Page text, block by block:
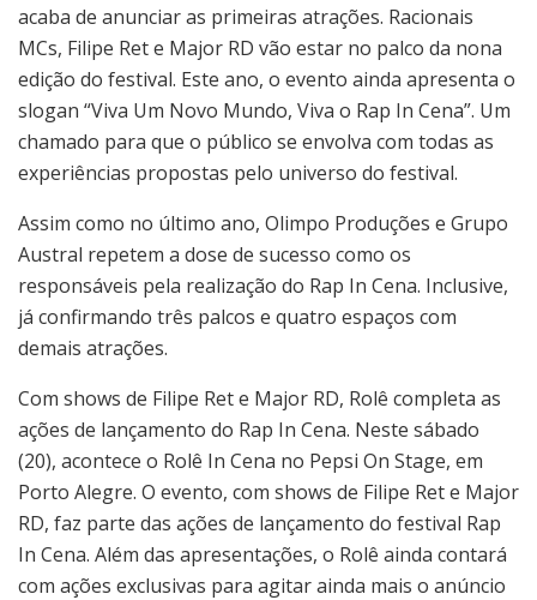
acaba de anunciar as primeiras atrações. Racionais
MCs, Filipe Ret e Major RD vão estar no palco da nona
edição do festival. Este ano, o evento ainda apresenta o
slogan “Viva Um Novo Mundo, Viva o Rap In Cena”. Um
chamado para que o público se envolva com todas as
experiências propostas pelo universo do festival.
Assim como no último ano, Olimpo Produções e Grupo
Austral repetem a dose de sucesso como os
responsáveis pela realização do Rap In Cena. Inclusive,
já confirmando três palcos e quatro espaços com
demais atrações.
Com shows de Filipe Ret e Major RD, Rolê completa as
ações de lançamento do Rap In Cena. Neste sábado
(20), acontece o Rolê In Cena no Pepsi On Stage, em
Porto Alegre. O evento, com shows de Filipe Ret e Major
RD, faz parte das ações de lançamento do festival Rap
In Cena. Além das apresentações, o Rolê ainda contará
com ações exclusivas para agitar ainda mais o anúncio